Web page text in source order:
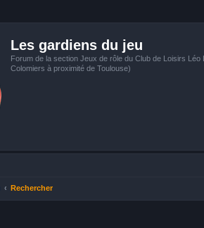
Les gardiens du jeu
Forum de la section Jeux de rôle du Club de Loisirs
Colomiers à proximité de Toulouse)
Rechercher